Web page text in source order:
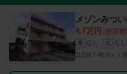
メゾンみつ
4.7万円 (管理費
敷 なし 礼
なし
2LDK / 48.6㎡ / 3